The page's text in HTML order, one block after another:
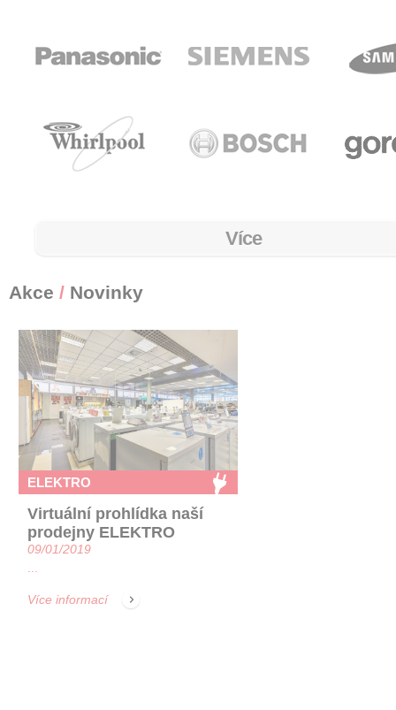
Více
Akce / Novinky
ELEKTRO
Virtuální prohlídka naší
prodejny ELEKTRO
09/01/2019
Více informací